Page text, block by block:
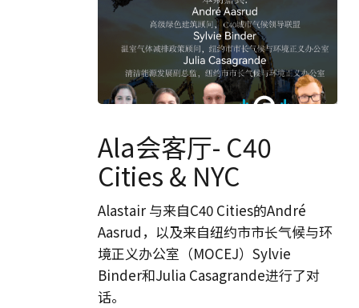
会
客
厅-
C40
Cities
&
NYC
Ala会客厅- C40
Cities & NYC
Alastair 与来自C40 Cities的André
Aasrud，以及来自纽约市市长气候与环
境正义办公室（MOCEJ）Sylvie
Binder和Julia Casagrande进行了对
话。